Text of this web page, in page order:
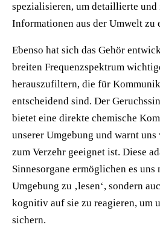
spezialisieren, um detaillierte und
Informationen aus der Umwelt zu
Ebenso hat sich das Gehör
breiten Frequenzspektrum
herauszufiltern, die für
entscheidend sind. Der
bietet eine direkte chemische
unserer Umgebung und warnt
zum Verzehr geeignet ist. Diese
Sinnesorgane ermöglichen es uns
Umgebung zu ‚lesen‘, sondern
kognitiv auf sie zu reagieren, um
sichern.